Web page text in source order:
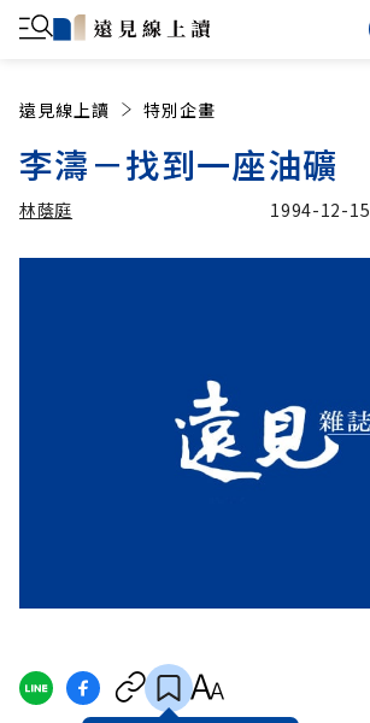
遠見線上讀 特別企畫
李濤－找到一座油礦
林蔭庭 1994-12-15